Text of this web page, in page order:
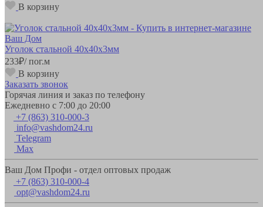
В корзину
Уголок стальной 40х40х3мм
233₽/ пог.м
В корзину
Заказать звонок
Горячая линия и заказ по телефону
Ежедневно с 7:00 до 20:00
+7 (863) 310-000-3
info@vashdom24.ru
Telegram
Max
Ваш Дом Профи - отдел оптовых продаж
+7 (863) 310-000-4
opt@vashdom24.ru